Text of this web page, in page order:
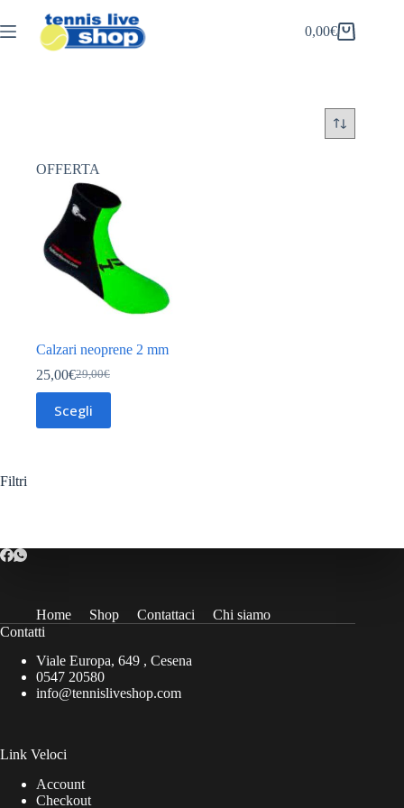
al
contenuto
Carrello
0,00€
OFFERTA
Calzari neoprene 2 mm
29,00€
Il
prezzo
originale
era:
25,00€Il
prezzo
attuale
è:
Scegli
Questo
prodotto
ha
scelte
prodotto
Filtri
Home Shop Contattaci
Chi siamo
Contatti
Viale Europa, 649 , Cesena
0547 20580
info@tennisliveshop.com
Link Veloci
Account
Checkout